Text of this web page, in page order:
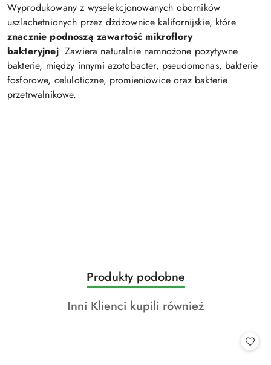
Wyprodukowany z wyselekcjonowanych oborników
uszlachetnionych przez dżdżownice kalifornijskie, które
znacznie podnoszą zawartość mikroflory
bakteryjnej. Zawiera naturalnie namnożone pozytywne
bakterie, między innymi azotobacter, pseudomonas, bakterie
fosforowe, celuloticzne, promieniowice oraz bakterie
przetrwalnikowe.
Pomiń karuzelę produktów
Produkty
o
statusie:
Produkty podobne
Produkty
Inni Klienci kupili również